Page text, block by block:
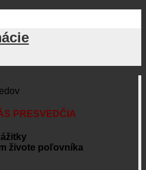
PRESVEDČIA
živote poľovníka